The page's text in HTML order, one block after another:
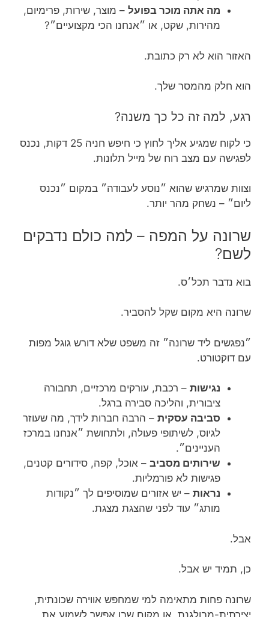
מה אתה מוכר בפועל – מוצר, שירות, פרימיום,
מהירות, שקט, או ״אנחנו הכי מקצועיים״?
האזור הוא לא רק כתובת.
הוא חלק מהמסר שלך.
רגע, למה זה כל כך משנה?
כי לקוח שמגיע אליך לחוץ כי חיפש חניה 25 דקות, נכנס
לפגישה עם מצב רוח של מייל תלונות.
וצוות שמרגיש שהוא ״נוסע לעבודה״ במקום ״נכנס
ליום״ – נשחק מהר יותר.
שרונה על המפה – למה כולם נדבקים
לשם?
בוא נדבר תכל׳ס.
שרונה היא מקום שקל להסביר.
״נפגשים ליד שרונה״ זה משפט שלא דורש גוגל מפות
עם דוקטורט.
נגישות – רכבת, עורקים מרכזיים, תחבורה
ציבורית, והליכה סבירה ברגל.
סביבה עסקית – הרבה חברות לידך, מה שעוזר
לגיוס, לשיתופי פעולה, ולתחושת ״אנחנו במרכז
העניינים״.
שירותים מסביב – אוכל, קפה, סידורים קטנים,
פגישות לא פורמליות.
נראות – יש אזורים שמוסיפים לך ״נקודות
מותג״ עוד לפני שהצגת מצגת.
אבל.
כן, תמיד יש אבל.
שרונה פחות מתאימה למי שמחפש אווירה שכונתית,
יצירתית-מבולגנת, או מקום שבו אפשר לשמוע את